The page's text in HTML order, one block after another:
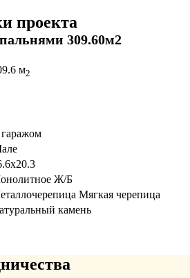
проекта
309.60м2
м2
Ж/Б
Мягкая черепица
камень